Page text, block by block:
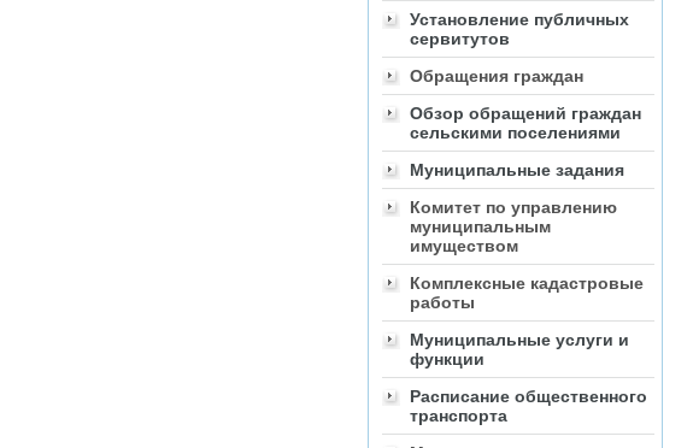
Установление публичных
сервитутов
Обращения граждан
Обзор обращений граждан
сельскими поселениями
Муниципальные задания
Комитет по управлению
муниципальным
имуществом
Комплексные кадастровые
работы
Муниципальные услуги и
функции
Расписание общественного
транспорта